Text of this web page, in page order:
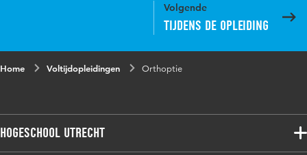
Volgende
Tijdens de opleiding
Home Voltijdopleidingen Orthoptie
Hogeschool Utrecht